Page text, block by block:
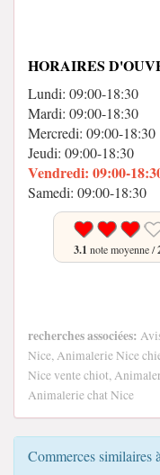
HORAIRES
Lundi: 09:00-18:30
Mardi: 09:00-18:30
Mercredi: 09:00-18:30
Jeudi: 09:00-18:30
Vendredi: 09:00-
Samedi: 09:00-18:30
3.1 note moyenne /
recherches associées:
Nice, Animalerie Nice
Nice vente chiot,
Animalerie chat Nice
Commerces similaires